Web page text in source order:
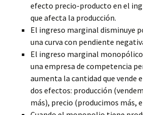
efecto precio-producto en el
que afecta la producción.
El ingreso marginal disminuye
una curva con pendiente
El ingreso marginal
una empresa de competencia
aumenta la cantidad que vende
dos efectos: producción
más), precio (producimos más,